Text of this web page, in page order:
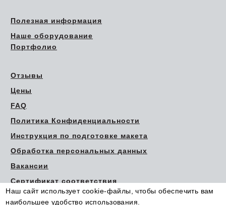
Полезная информация
Наше оборудование
Портфолио
Отзывы
Цены
FAQ
Политика Конфиденциальности
Инструкция по подготовке макета
Обработка персональных данных
Вакансии
Сертификат соответствия
Наш сайт использует cookie-файлы, чтобы обеспечить вам
наибольшее удобство использования.